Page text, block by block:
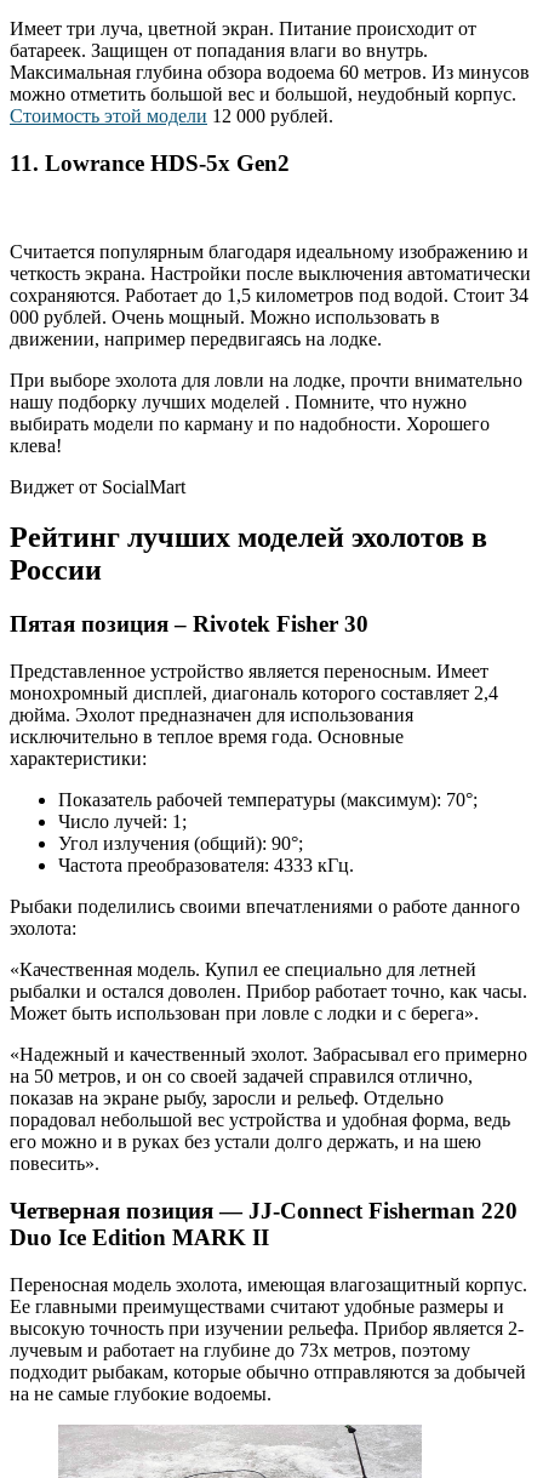
Имеет три луча, цветной экран. Питание происходит от
батареек. Защищен от попадания влаги во внутрь.
Максимальная глубина обзора водоема 60 метров. Из минусов
можно отметить большой вес и большой, неудобный корпус.
Стоимость этой модели 12 000 рублей.
11. Lowrance HDS-5x Gen2
Считается популярным благодаря идеальному изображению и
четкость экрана. Настройки после выключения автоматически
сохраняются. Работает до 1,5 километров под водой. Стоит 34
000 рублей. Очень мощный. Можно использовать в
движении, например передвигаясь на лодке.
При выборе эхолота для ловли на лодке, прочти внимательно
нашу подборку лучших моделей . Помните, что нужно
выбирать модели по карману и по надобности. Хорошего
клева!
Виджет от SocialMart
Рейтинг лучших моделей эхолотов в
России
Пятая позиция – Rivotek Fisher 30
Представленное устройство является переносным. Имеет
монохромный дисплей, диагональ которого составляет 2,4
дюйма. Эхолот предназначен для использования
исключительно в теплое время года. Основные
характеристики:
Показатель рабочей температуры (максимум): 70°;
Число лучей: 1;
Угол излучения (общий): 90°;
Частота преобразователя: 4333 кГц.
Рыбаки поделились своими впечатлениями о работе данного
эхолота:
«Качественная модель. Купил ее специально для летней
рыбалки и остался доволен. Прибор работает точно, как часы.
Может быть использован при ловле с лодки и с берега».
«Надежный и качественный эхолот. Забрасывал его примерно
на 50 метров, и он со своей задачей справился отлично,
показав на экране рыбу, заросли и рельеф. Отдельно
порадовал небольшой вес устройства и удобная форма, ведь
его можно и в руках без устали долго держать, и на шею
повесить».
Четверная позиция — JJ-Connect Fisherman 220
Duo Ice Edition MARK II
Переносная модель эхолота, имеющая влагозащитный корпус.
Ее главными преимуществами считают удобные размеры и
высокую точность при изучении рельефа. Прибор является 2-
лучевым и работает на глубине до 73х метров, поэтому
подходит рыбакам, которые обычно отправляются за добычей
на не самые глубокие водоемы.